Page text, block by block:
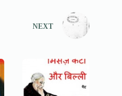
NEXT